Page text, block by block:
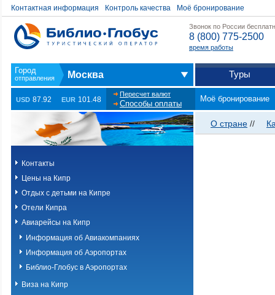
Контактная информация Контроль качества Моё бронирование
Звонок по России
8 (800) 775-2500
время работы
Москва Туры
USD 87.92 EUR 101.48
Пересчет валют
Способы оплаты
Моё бронирование
Контакты
Цены на Кипр
Отдых с детьми на Кипре
Отели Кипра
Авиарейсы на Кипр
Информация об Авиакомпаниях
Информация об Аэропортах
Библио-Глобус в Аэропортах
Виза на Кипр
О стране //